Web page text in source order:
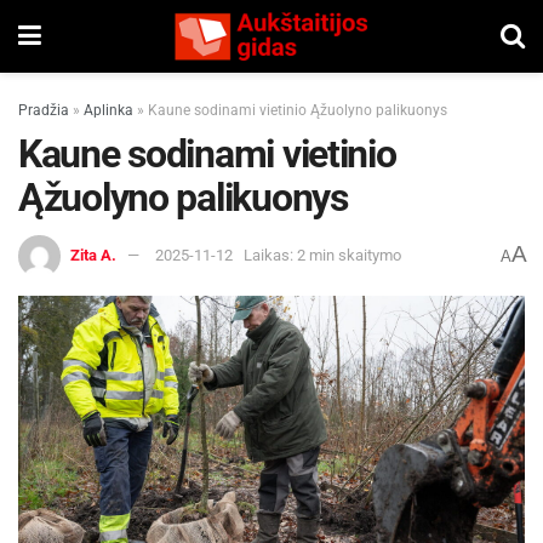
Pradžia » Aplinka » Kaune sodinami vietinio Ąžuolyno palikuonys
Kaune sodinami vietinio
Ąžuolyno palikuonys
Zita A. 2025-11-12 Laikas: 2 min skaitymo AA